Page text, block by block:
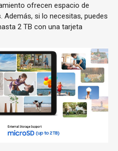
ofrecen espacio de
Además, si lo necesitas, puedes
2 TB con una tarjeta